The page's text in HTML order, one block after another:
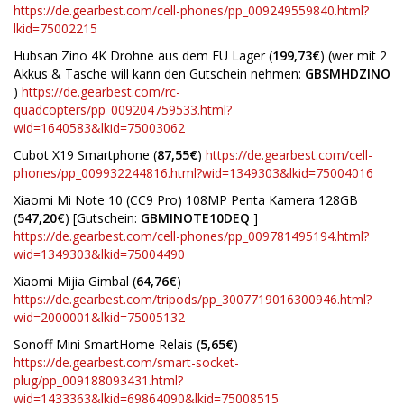
https://de.gearbest.com/cell-phones/pp_009249559840.html?
lkid=75002215
Hubsan Zino 4K Drohne aus dem EU Lager (199,73€) (wer mit 2
Akkus & Tasche will kann den Gutschein nehmen: GBSMHDZINO
) https://de.gearbest.com/rc-
quadcopters/pp_009204759533.html?
wid=1640583&lkid=75003062
Cubot X19 Smartphone (87,55€) https://de.gearbest.com/cell-
phones/pp_009932244816.html?wid=1349303&lkid=75004016
Xiaomi Mi Note 10 (CC9 Pro) 108MP Penta Kamera 128GB
(547,20€) [Gutschein: GBMINOTE10DEQ ]
https://de.gearbest.com/cell-phones/pp_009781495194.html?
wid=1349303&lkid=75004490
Xiaomi Mijia Gimbal (64,76€)
https://de.gearbest.com/tripods/pp_3007719016300946.html?
wid=2000001&lkid=75005132
Sonoff Mini SmartHome Relais (5,65€)
https://de.gearbest.com/smart-socket-
plug/pp_009188093431.html?
wid=1433363&lkid=69864090&lkid=75008515